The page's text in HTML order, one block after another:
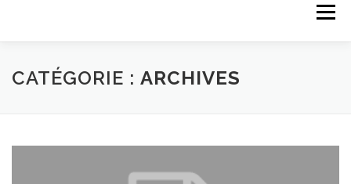
Menu
ACCUEIL QUI SOMMES NOUS ?
CATÉGORIE : ARCHIVES